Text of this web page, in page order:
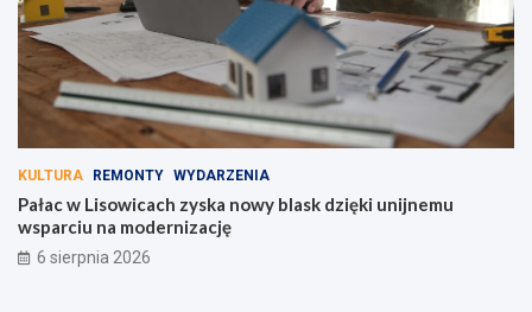
KULTURA REMONTY WYDARZENIA
Pałac w Lisowicach zyska nowy blask dzięki unijnemu
wsparciu na modernizację
6 sierpnia 2026